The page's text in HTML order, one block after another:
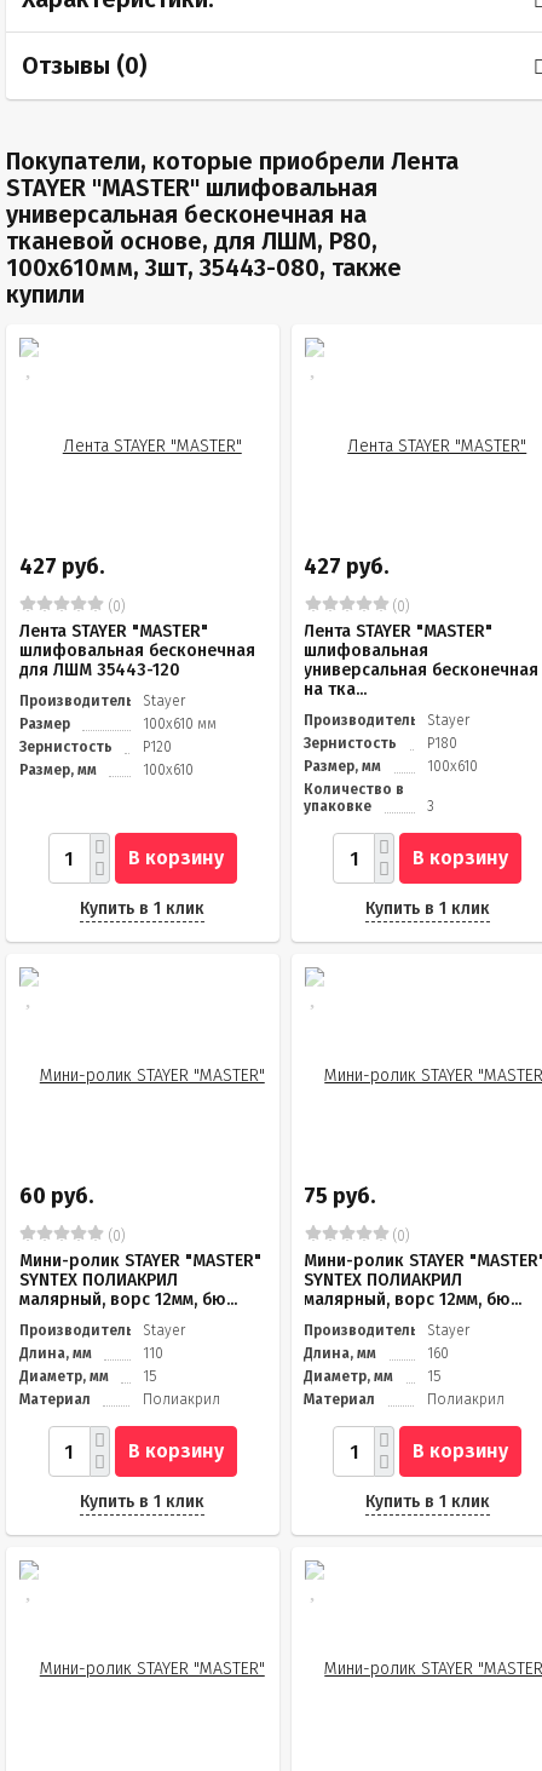
Отзывы (0)
Покупатели, которые приобрели Лента
STAYER "MASTER" шлифовальная
универсальная бесконечная на
тканевой основе, для ЛШМ, P80,
100х610мм, 3шт, 35443-080, также
купили
427 руб.
(0)
Лента STAYER "MASTER"
шлифовальная бесконечная
для ЛШМ 35443-120
Производитель
Stayer
Размер
100x610 мм
Зернистость
Р120
Размер, мм
100х610
В корзину
Купить в 1 клик
427 руб.
(0)
Лента STAYER "MASTER"
шлифовальная
универсальная бесконечная
на тка...
Производитель
Stayer
Зернистость
Р180
Размер, мм
100х610
Количество в
упаковке
3
В корзину
Купить в 1 клик
60 руб.
(0)
Мини-ролик STAYER "MASTER"
SYNTEX ПОЛИАКРИЛ
малярный, ворс 12мм, бю...
Производитель
Stayer
Длина, мм
110
Диаметр, мм
15
Материал
Полиакрил
В корзину
Купить в 1 клик
75 руб.
(0)
Мини-ролик STAYER
SYNTEX ПОЛИАКРИЛ
малярный, ворс 12мм, бю...
Производитель
Stayer
Длина, мм
160
Диаметр, мм
15
Материал
Полиакрил
В корзину
Купить в 1 клик